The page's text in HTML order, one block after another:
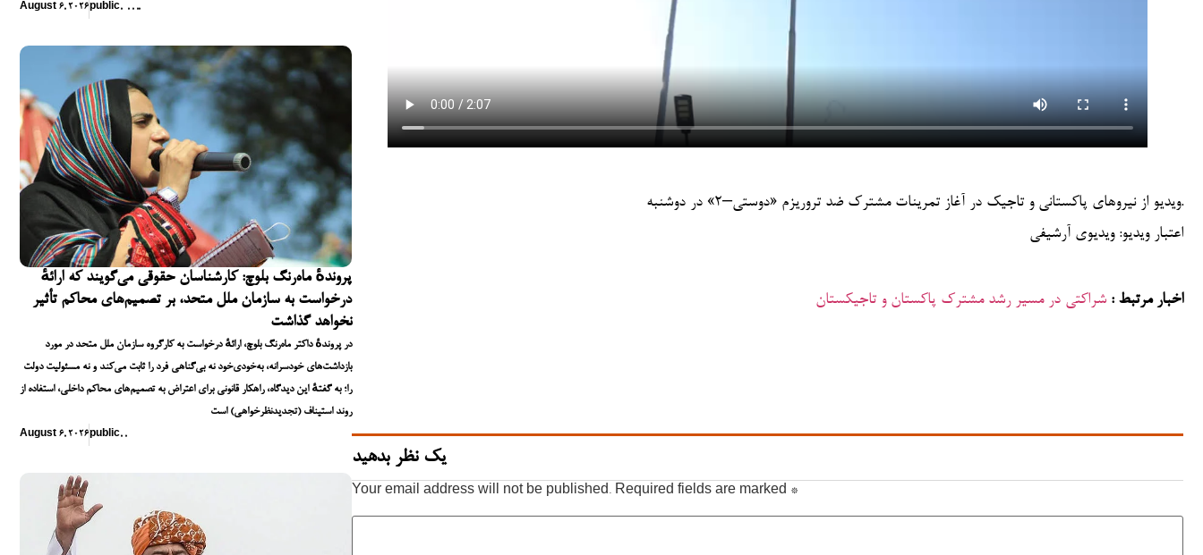
August 6, 2026 public, ,,,,
پروندهٔ ماه‌رنگ بلوچ: کارشناسان حقوقی می‌گویند که ارائهٔ
درخواست به سازمان ملل متحد، بر تصمیم‌های محاکم تأثیر
نخواهد گذاشت
در پروندهٔ داکتر ماه‌رنگ بلوچ، ارائهٔ درخواست به کارگروه سازمان ملل متحد در مورد
بازداشت‌های خودسرانه، به‌خودی‌خود نه بی‌گناهی فرد را ثابت می‌کند و نه مسئولیت دولت
را؛ به گفتهٔ این دیدگاه، راهکار قانونی برای اعتراض به تصمیم‌های محاکم داخلی، استفاده از
روند استیناف (تجدیدنظرخواهی) است
August 6, 2026 public, ,
ویدیو از نیروهای پاکستانی و تاجیک در آغاز تمرینات مشترک ضد تروریزم «دوستی–۲» در دوشنبه.
اعتبار ویدیو: ویدیوی آرشیفی
اخبار مرتبط : شراکتی در مسیر رشد مشترک پاکستان و تاجیکستان
یک نظر بدهید
Your email address will not be published. Required fields are marked *